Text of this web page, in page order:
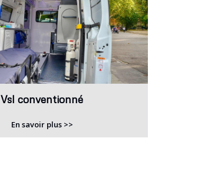
Vsl conventionné
En savoir plus >>